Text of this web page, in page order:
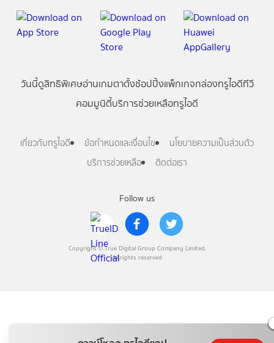
Follow us
Copyright © True Digital Group Company Limited.
All rights reserved
วันนี้ดูสิทธิพิเศษอ่านเกมตาตั้งช้อปปิ้งแพ็กเกจกล่องทรูไอดีทีวี
คอมมูนิตี้บริการช่วยเหลือทรูไอดี
เกี่ยวกับทรูไอดี ข้อกำหนดและเงื่อนไข
นโยบายความเป็นส่วนตัว
บริการช่วยเหลือ
ติดต่อเรา